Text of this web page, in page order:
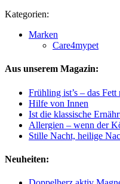
Kategorien:
Marken
Care4mypet
Aus unserem Magazin:
Frühling ist’s – das Fett
Hilfe von Innen
Ist die klassische
Allergien – wenn der
Stille Nacht, heilige
Neuheiten: